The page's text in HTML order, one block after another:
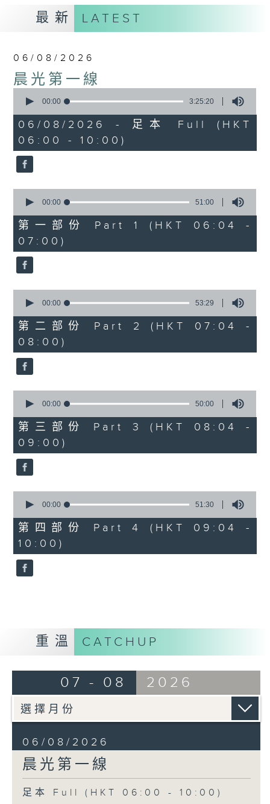
最新 LATEST
06/08/2026
晨光第一線
seconds
3
hours,
25
minutes,
20
seconds
00:00 3:25:20
06/08/2026 - 足本 Full (HKT
06:00 - 10:00)
seconds
51
minutes,
0
seconds
00:00 51:00
第一部份 Part 1 (HKT 06:04 -
07:00)
seconds
53
minutes,
29
seconds
00:00 53:29
第二部份 Part 2 (HKT 07:04 -
08:00)
seconds
50
minutes,
0
seconds
00:00 50:00
第三部份 Part 3 (HKT 08:04 -
09:00)
seconds
51
minutes,
30
seconds
00:00 51:30
第四部份 Part 4 (HKT 09:04 -
10:00)
重溫 CATCHUP
07 - 08 2026
06/08/2026
晨光第一線
足本 Full (HKT 06:00 - 10:00)